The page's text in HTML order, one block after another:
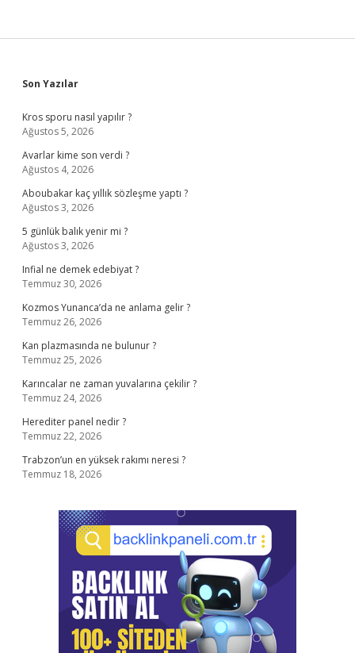
Sidebar
Son Yazılar
Kros sporu nasıl yapılır ?
Ağustos 5, 2026
Avarlar kime son verdi ?
Ağustos 4, 2026
Aboubakar kaç yıllık sözleşme yaptı ?
Ağustos 3, 2026
5 günlük balık yenir mi ?
Ağustos 3, 2026
Infial ne demek edebiyat ?
Temmuz 30, 2026
Kozmos Yunanca’da ne anlama gelir ?
Temmuz 26, 2026
Kan plazmasında ne bulunur ?
Temmuz 25, 2026
Karıncalar ne zaman yuvalarına çekilir ?
Temmuz 24, 2026
Herediter panel nedir ?
Temmuz 22, 2026
Trabzon’un en yüksek rakımı neresi ?
Temmuz 18, 2026